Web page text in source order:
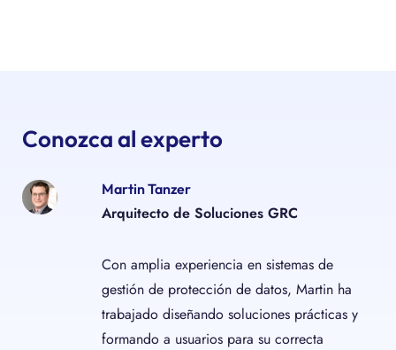
Conozca al experto
Martin Tanzer
Arquitecto de Soluciones GRC
Con amplia experiencia en sistemas de
gestión de protección de datos, Martin ha
trabajado diseñando soluciones prácticas y
formando a usuarios para su correcta